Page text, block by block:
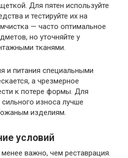
Для пятен используйте
и тестируйте их на
— часто оптимальное
но уточняйте у
тканями.
и питания специальными
а чрезмерное
к потере формы. Для
износа лучше
изделиям.
условий
важно, чем реставрация.